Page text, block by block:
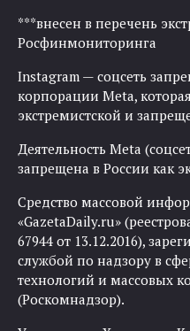
***внесен в перечень
Росфинмониторинга
Instagram — соцсеть
корпорации Meta,
экстремистской и
Деятельность Meta
запрещена в России как
Средство массовой
«GazetaDaily.ru»
67944 от 13.12.2016),
службой по надзору в
технологий и массовых
(Роскомнадзор).